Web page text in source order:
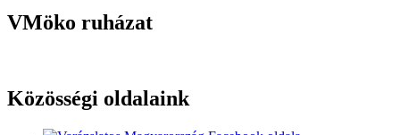
VMöko ruházat
Közösségi oldalaink